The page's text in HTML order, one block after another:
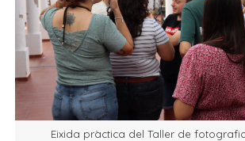
Eixida pràctica del Taller de